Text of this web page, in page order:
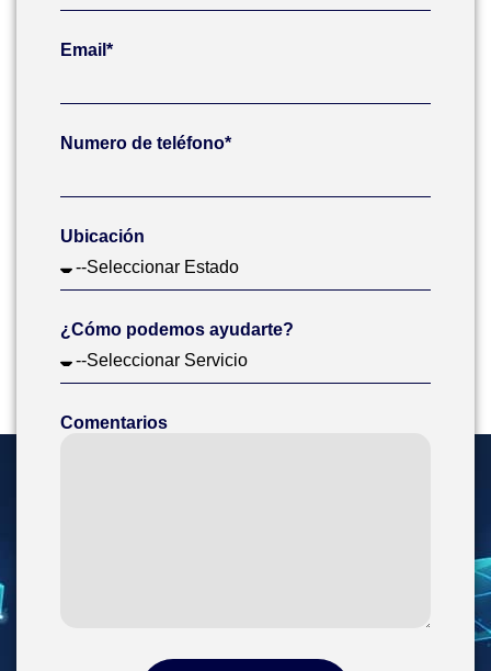
Email*
Numero de teléfono*
Ubicación
¿Cómo podemos ayudarte?
Comentarios